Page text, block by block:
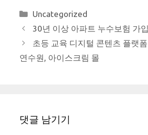
카
테
리
Uncategorized
30년 이상 아파트 누수보험 가
초등 교육 디지털 콘텐츠 플랫
연수원, 아이스크림 몰
댓글 남기기